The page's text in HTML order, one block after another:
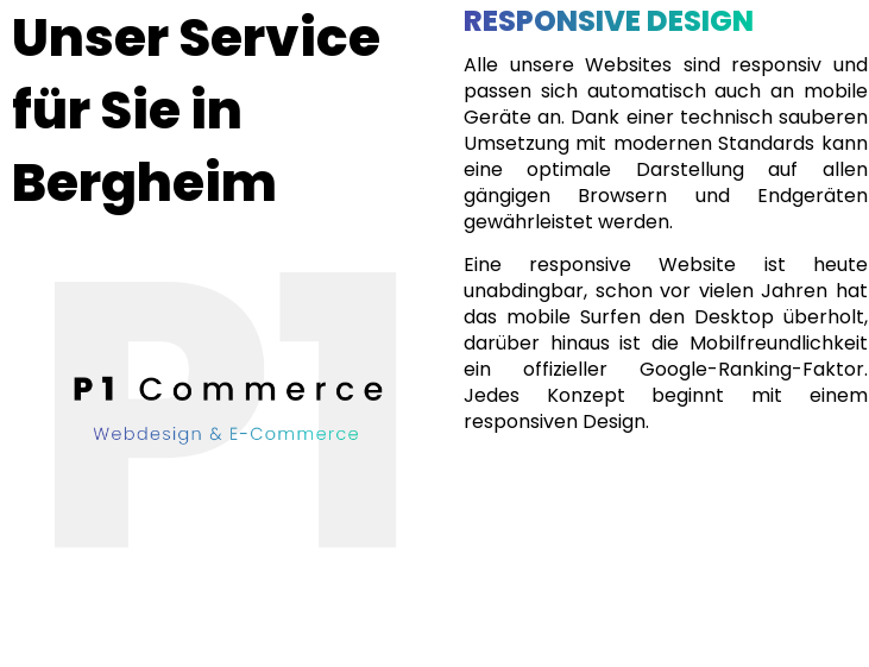
Unser Service
für Sie in
Bergheim
RESPONSIVE DESIGN
Alle unsere Websites sind responsiv und
passen sich automatisch auch an mobile
Geräte an. Dank einer technisch sauberen
Umsetzung mit modernen Standards kann
eine optimale Darstellung auf allen
gängigen Browsern und Endgeräten
gewährleistet werden.
Eine responsive Website ist heute
unabdingbar, schon vor vielen Jahren hat
das mobile Surfen den Desktop überholt,
darüber hinaus ist die Mobilfreundlichkeit
ein offizieller Google-Ranking-Faktor.
Jedes Konzept beginnt mit einem
responsiven Design.